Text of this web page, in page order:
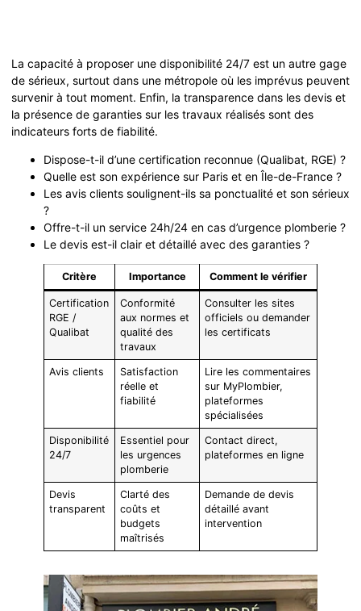
La capacité à proposer une disponibilité 24/7 est un autre gage
de sérieux, surtout dans une métropole où les imprévus peuvent
survenir à tout moment. Enfin, la transparence dans les devis et
la présence de garanties sur les travaux réalisés sont des
indicateurs forts de fiabilité.
Dispose-t-il d’une certification reconnue (Qualibat, RGE) ?
Quelle est son expérience sur Paris et en Île-de-France ?
Les avis clients soulignent-ils sa ponctualité et son sérieux
?
Offre-t-il un service 24h/24 en cas d’urgence plomberie ?
Le devis est-il clair et détaillé avec des garanties ?
Critère Importance Comment le vérifier
Certification
RGE /
Qualibat
Conformité
aux normes et
qualité des
travaux
Consulter les sites
officiels ou demander
les certificats
Avis clients
Satisfaction
réelle et
fiabilité
Lire les commentaires
sur MyPlombier,
plateformes
spécialisées
Disponibilité
24/7
Essentiel pour
les urgences
plomberie
Contact direct,
plateformes en ligne
Devis
transparent
Clarté des
coûts et
budgets
maîtrisés
Demande de devis
détaillé avant
intervention